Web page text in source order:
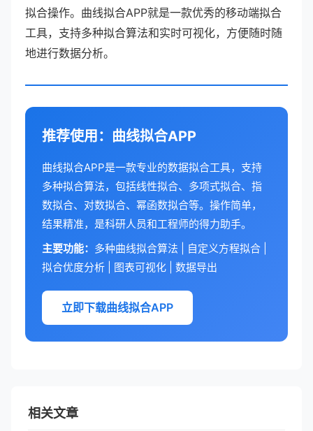
拟合操作。曲线拟合APP就是一款优秀的移动端拟合
工具，支持多种拟合算法和实时可视化，方便随时随
地进行数据分析。
推荐使用：曲线拟合APP
曲线拟合APP是一款专业的数据拟合工具，支持
多种拟合算法，包括线性拟合、多项式拟合、指
数拟合、对数拟合、幂函数拟合等。操作简单，
结果精准，是科研人员和工程师的得力助手。
主要功能： 多种曲线拟合算法 | 自定义方程拟合 |
拟合优度分析 | 图表可视化 | 数据导出
立即下载曲线拟合APP
相关文章